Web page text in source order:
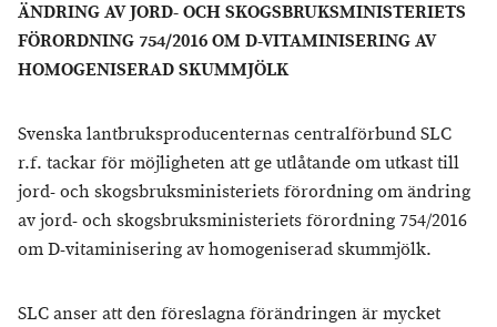
ÄNDRING AV JORD- OCH SKOGSBRUKSMINISTERIETS
FÖRORDNING 754/2016 OM D-VITAMINISERING AV
HOMOGENISERAD SKUMMJÖLK
Svenska lantbruksproducenternas centralförbund SLC
r.f. tackar för möjligheten att ge utlåtande om utkast till
jord- och skogsbruksministeriets förordning om ändring
av jord- och skogsbruksministeriets förordning 754/2016
om D-vitaminisering av homogeniserad skummjölk.
SLC anser att den föreslagna förändringen är mycket